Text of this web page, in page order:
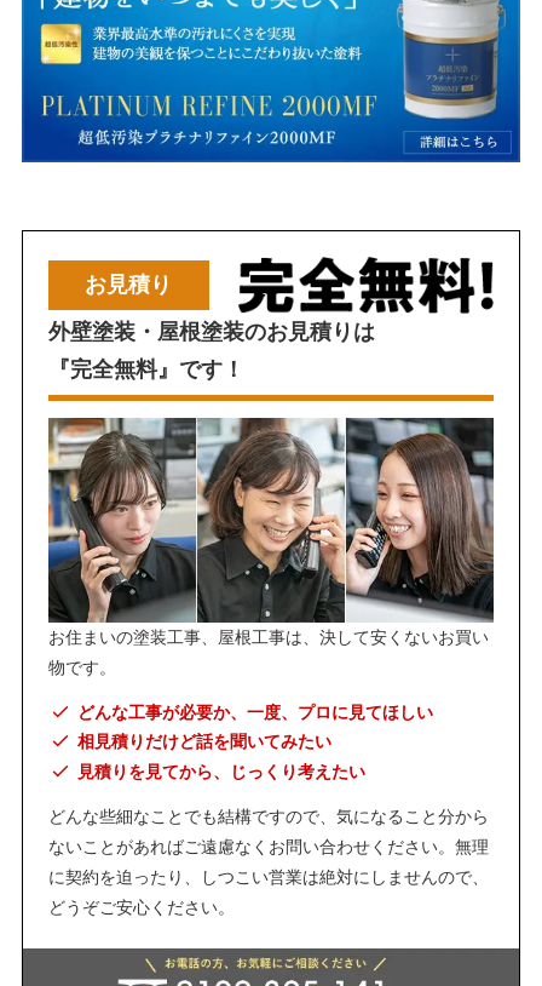
お見積り
外壁塗装・屋根塗装のお見積りは
『完全無料』です！
お住まいの塗装工事、屋根工事は、決して安くないお買い
物です。
どんな工事が必要か、一度、プロに見てほしい
相見積りだけど話を聞いてみたい
見積りを見てから、じっくり考えたい
どんな些細なことでも結構ですので、気になること分から
ないことがあればご遠慮なくお問い合わせください。無理
に契約を迫ったり、しつこい営業は絶対にしませんので、
どうぞご安心ください。